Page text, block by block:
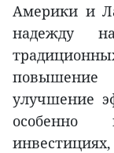
Америки и
надежду
повышение
улучшение
особенно